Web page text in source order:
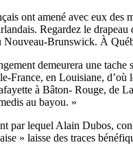
ont amené avec eux des
Regardez le
Nouveau-Brunswick. À
demeurera une tache
France, en Louisiane, d’où
à Bâton- Rouge, de
au bayou. »
par lequel Alain Dubos,
» laisse des traces